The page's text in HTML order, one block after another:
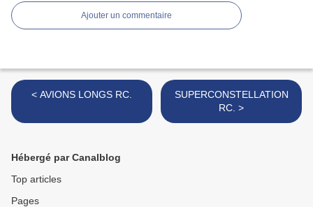
Ajouter un commentaire
< AVIONS LONGS RC.
SUPERCONSTELLATION
RC. >
Hébergé par Canalblog
Top articles
Pages